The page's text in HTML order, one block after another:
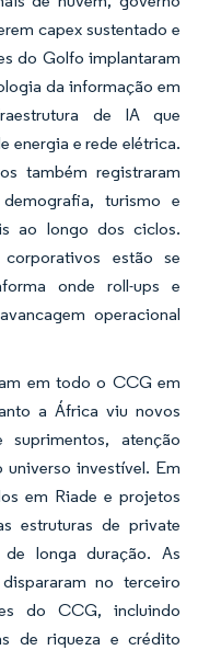
capex sustentado e
do Golfo implantaram
da informação em
de IA que
energia e rede elétrica.
também registraram
turismo e
ao longo dos ciclos.
estão se
onde roll-ups e
operacional
em todo o CCG em
a África viu novos
atenção
investível. Em
em Riade e projetos
estruturas de private
longa duração. As
no terceiro
do CCG, incluindo
de riqueza e crédito